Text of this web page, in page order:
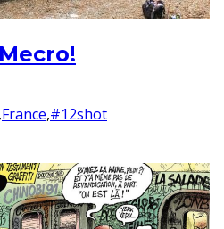
,France,#12shot